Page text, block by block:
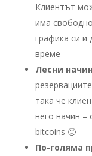
Клиентът
има
графика си и
време
Лесни
така че
него начин
bitcoins 🙂
По-голяма